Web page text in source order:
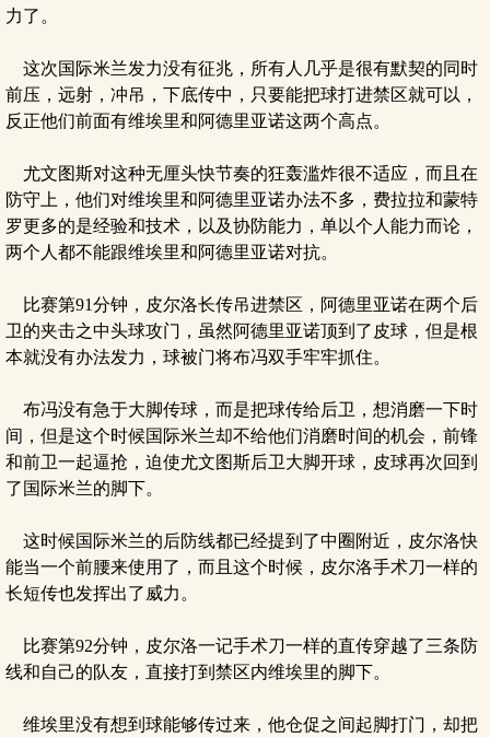
力了。
这次国际米兰发力没有征兆，所有人几乎是很有默契的同时
前压，远射，冲吊，下底传中，只要能把球打进禁区就可以，
反正他们前面有维埃里和阿德里亚诺这两个高点。
尤文图斯对这种无厘头快节奏的狂轰滥炸很不适应，而且在
防守上，他们对维埃里和阿德里亚诺办法不多，费拉拉和蒙特
罗更多的是经验和技术，以及协防能力，单以个人能力而论，
两个人都不能跟维埃里和阿德里亚诺对抗。
比赛第91分钟，皮尔洛长传吊进禁区，阿德里亚诺在两个后
卫的夹击之中头球攻门，虽然阿德里亚诺顶到了皮球，但是根
本就没有办法发力，球被门将布冯双手牢牢抓住。
布冯没有急于大脚传球，而是把球传给后卫，想消磨一下时
间，但是这个时候国际米兰却不给他们消磨时间的机会，前锋
和前卫一起逼抢，迫使尤文图斯后卫大脚开球，皮球再次回到
了国际米兰的脚下。
这时候国际米兰的后防线都已经提到了中圈附近，皮尔洛快
能当一个前腰来使用了，而且这个时候，皮尔洛手术刀一样的
长短传也发挥出了威力。
比赛第92分钟，皮尔洛一记手术刀一样的直传穿越了三条防
线和自己的队友，直接打到禁区内维埃里的脚下。
维埃里没有想到球能够传过来，他仓促之间起脚打门，却把